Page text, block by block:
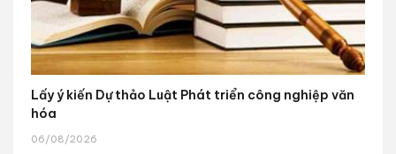
Lấy ý kiến Dự thảo Luật Phát triển công nghiệp văn
hóa
06/08/2026